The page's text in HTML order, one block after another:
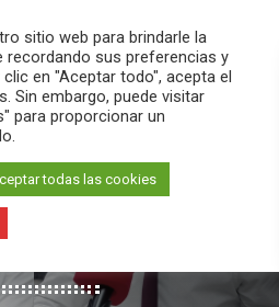
search menu pause PLAY
MAYO 2021
sitio web para brindarle la
recordando sus preferencias y
en "Aceptar todo", acepta el
Sin embargo, puede visitar
para proporcionar un
todas las cookies